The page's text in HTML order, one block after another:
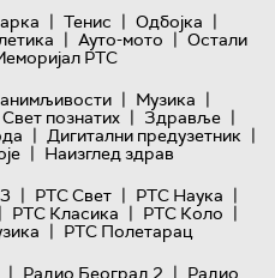
| Тенис | Одбојка |
| Ауто-мото | Остали
РТС
| Музика |
Свет познатих | Здравље |
| Дигитални предузетник |
| Наизглед здрав
| РТС Свет | РТС Наука |
| РТС Класика | РТС Коло |
| РТС Полетарац
| Радио Београд 2 | Радио